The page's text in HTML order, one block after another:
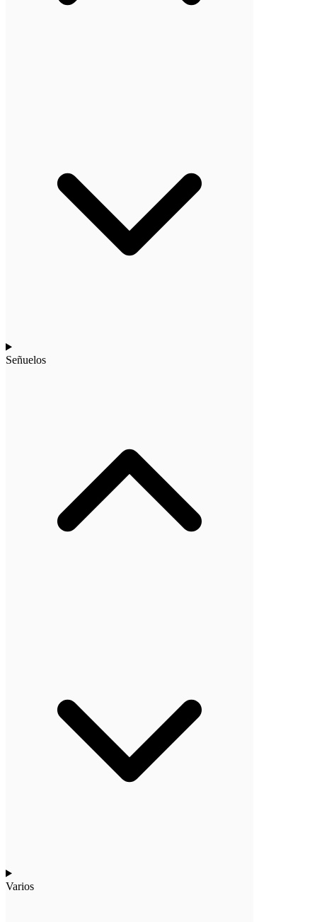
Señuelos
Varios